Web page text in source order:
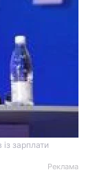
зарплати
Реклама